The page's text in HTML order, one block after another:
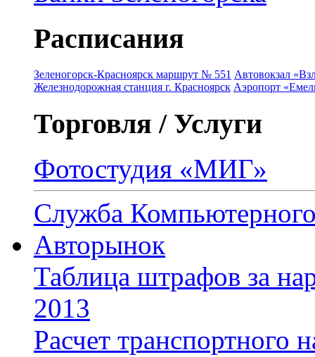
Расписания
Зеленогорск-Красноярск маршрут № 551 Автовокзал
Железнодорожная станция г. Красноярск Аэропорт
Торговля / Услуги
Фотостудия «МИГ»
Служба
Авторынок
Таблица штрафов за
2013
Расчет транспортного